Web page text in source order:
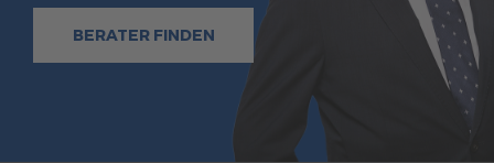
BERATER FINDEN